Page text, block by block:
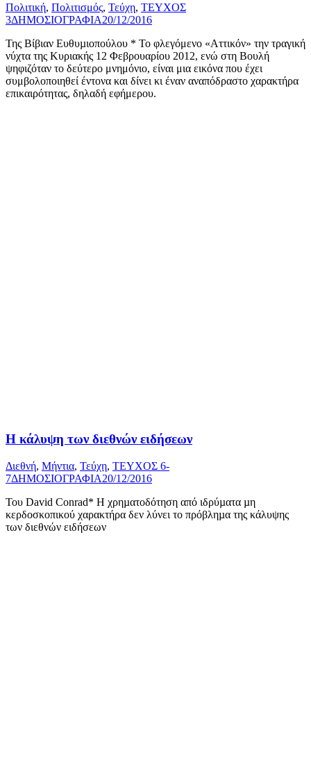
Πολιτική, Πολιτισμός, Τεύχη, ΤΕΥΧΟΣ
3ΔΗΜΟΣΙΟΓΡΑΦΙΑ20/12/2016
Της Βίβιαν Ευθυµιοπούλου * Το φλεγόμενο «Αττικόν» την τραγική
νύχτα της Κυριακής 12 Φεβρουαρίου 2012, ενώ στη Βουλή
ψηφιζόταν το δεύτερο μνημόνιο, είναι μια εικόνα που έχει
συμβολοποιηθεί έντονα και δίνει κι έναν αναπόδραστο χαρακτήρα
επικαιρότητας, δηλαδή εφήμερου.
Η κάλυψη των διεθνών ειδήσεων
Διεθνή, Μήντια, Τεύχη, ΤΕΥΧΟΣ 6-
7ΔΗΜΟΣΙΟΓΡΑΦΙΑ20/12/2016
Του David Conrad* Η χρηµατοδότηση από ιδρύµατα µη
κερδοσκοπικού χαρακτήρα δεν λύνει το πρόβληµα της κάλυψης
των διεθνών ειδήσεων